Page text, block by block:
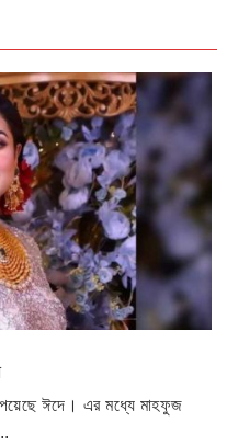
ঈদে। এর মধ্যে মাহফুজ